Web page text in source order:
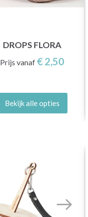
DROPS FLORA
Prijs vanaf € 2,50
Bekijk alle opties